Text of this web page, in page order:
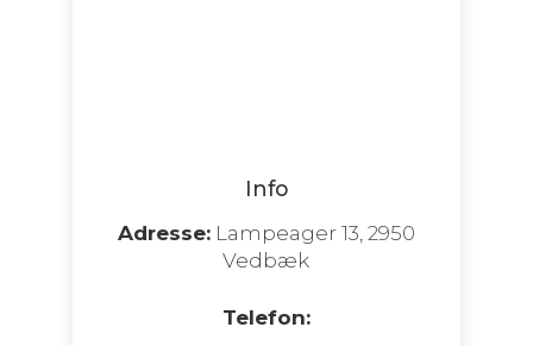
Info
Adresse:Lampeager 13, 2950
Vedbæk
Telefon: